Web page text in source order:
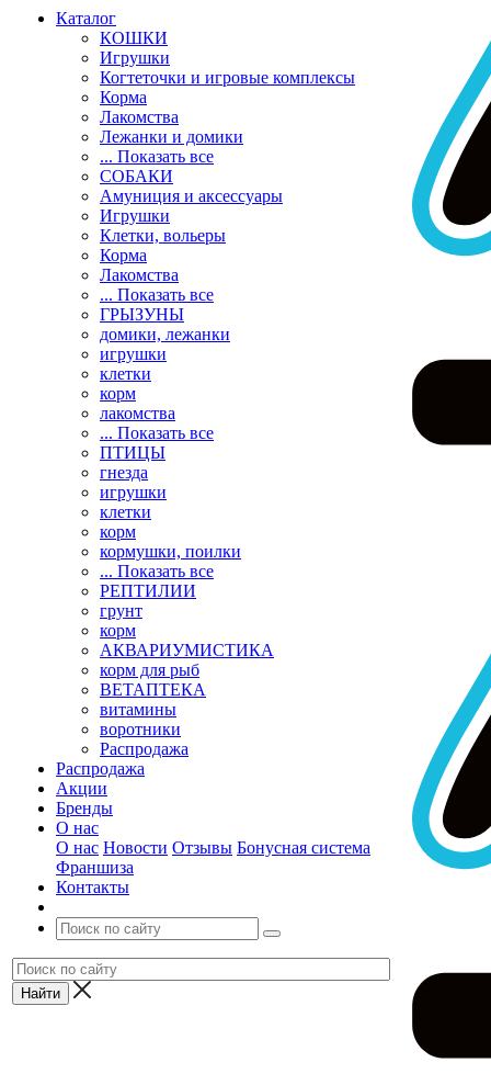
Каталог
КОШКИ
Игрушки
Когтеточки и игровые комплексы
Корма
Лакомства
Лежанки и домики
... Показать все
СОБАКИ
Амуниция и аксессуары
Игрушки
Клетки, вольеры
Корма
Лакомства
... Показать все
ГРЫЗУНЫ
домики, лежанки
игрушки
клетки
корм
лакомства
... Показать все
ПТИЦЫ
гнезда
игрушки
клетки
корм
кормушки, поилки
... Показать все
РЕПТИЛИИ
грунт
корм
АКВАРИУМИСТИКА
корм для рыб
ВЕТАПТЕКА
витамины
воротники
Распродажа
Распродажа
Акции
Бренды
О нас
О нас Новости Отзывы Бонусная система
Франшиза
Контакты